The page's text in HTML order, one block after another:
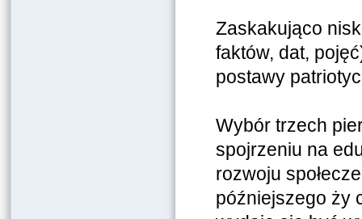
Zaskakująco
faktów, dat,
postawy
Wybór trzech
spojrzeniu na
rozwoju
późniejszego ży